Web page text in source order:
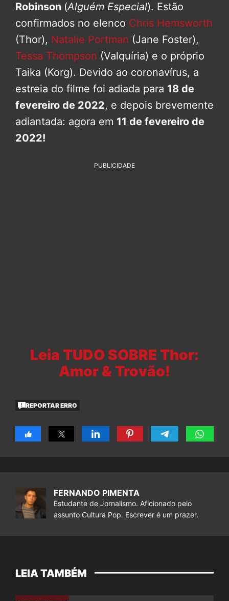
Robinson (Alguém Especial). Estão
confirmados no elenco Chris Hemsworth
(Thor), Natalie Portman (Jane Foster),
Tessa Thompson (Valquíria) e o próprio
Taika (Korg). Devido ao coronavírus, a
estreia do filme foi adiada para 18 de
fevereiro de 2022, e depois brevemente
adiantada: agora em 11 de fevereiro de
2022!
PUBLICIDADE
Leia TUDO SOBRE Thor:
Amor & Trovão!
REPORTAR ERRO
FERNANDO PIMENTA
Estudante de Jornalismo. Aficionado pelo
assunto Cultura Pop. Escrever é um prazer.
LEIA TAMBÉM